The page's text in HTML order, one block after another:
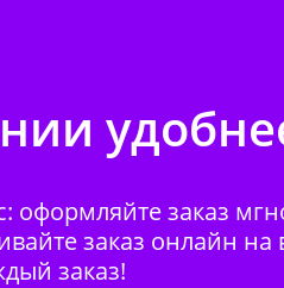
оформляйте заказ
заказ онлайн
заказ!